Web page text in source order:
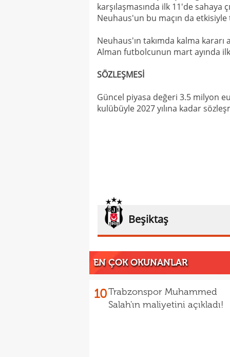
karşılaşmasında ilk 11'de sahaya
Neuhaus'un bu maçın da
Neuhaus'ın takımda kalma
Alman futbolcunun mart ayında
SÖZLEŞMESİ
Güncel piyasa değeri 3.5 milyon
kulübüyle 2027 yılına kadar
Beşiktaş
EN ÇOK OKUNANLAR
10Trabzonspor Muhammed
Salah'ın maliyetini açıkladı!